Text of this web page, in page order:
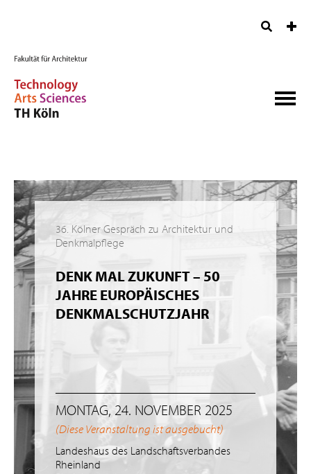
36. Kölner Gespräch zu Architektur und
Denkmalpflege
DENK MAL ZUKUNFT – 50
JAHRE EUROPÄISCHES
DENKMALSCHUTZJAHR
MONTAG, 24. NOVEMBER 2025
(Diese Veranstaltung ist ausgebucht)
Landeshaus des Landschaftsverbandes
Rheinland